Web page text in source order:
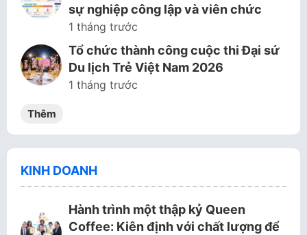
sự nghiệp công lập và viên chức
1 tháng trước
Tổ chức thành công cuộc thi Đại sứ
Du lịch Trẻ Việt Nam 2026
1 tháng trước
Thêm
KINH DOANH
Hành trình một thập kỷ Queen
Coffee: Kiên định với chất lượng để